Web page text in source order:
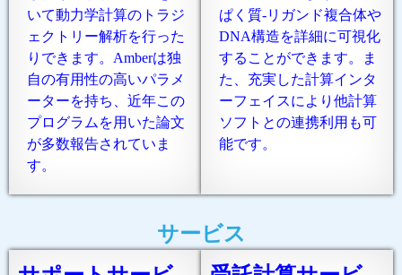
いて動力学計算のトラジ
ェクトリー解析を行った
りできます。Amberは独
自の有用性の高いパラメ
ーターを持ち、近年この
プログラムを用いた論文
が多数報告されていま
す。
ぱく質-リガンド複合体や
DNA構造を詳細に可視化
することができます。ま
た、充実した計算インタ
ーフェイスにより他計算
ソフトとの連携利用も可
能です。
サービス